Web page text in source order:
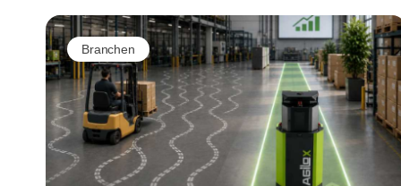
Branchen